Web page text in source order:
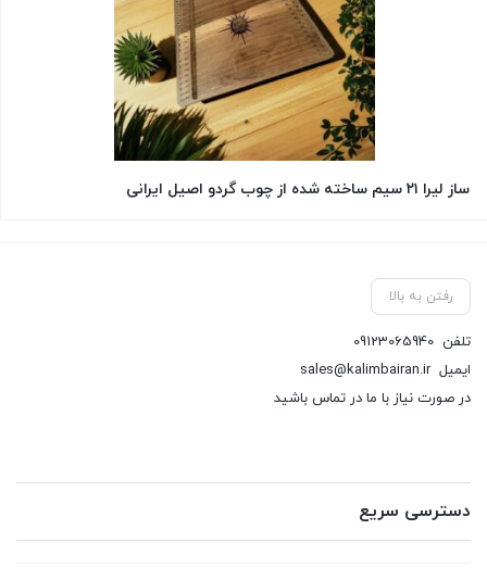
ساز لیرا ۲۱ سیم ساخته شده از چوب گردو اصیل ایرانی
رفتن به بالا
تلفن 09123065940
ایمیلsales@kalimbairan.ir
در صورت نیاز با ما در تماس باشید
دسترسی سریع